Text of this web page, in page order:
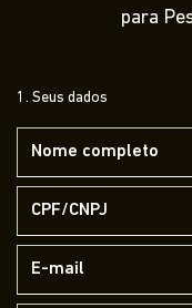
para
1. Seus dados